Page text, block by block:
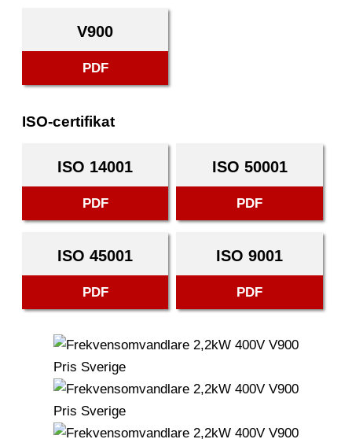
V900
PDF
ISO-certifikat
ISO 14001
PDF
ISO 50001
PDF
ISO 45001
PDF
ISO 9001
PDF